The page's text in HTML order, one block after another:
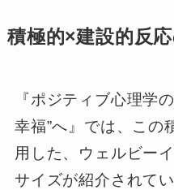
積極的×建設的反
『ポジティブ心理学
幸福”へ』では、この
用した、ウェルビー
サイズが紹介されて